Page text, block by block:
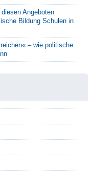
Angeboten
Bildung Schulen in
– wie politische